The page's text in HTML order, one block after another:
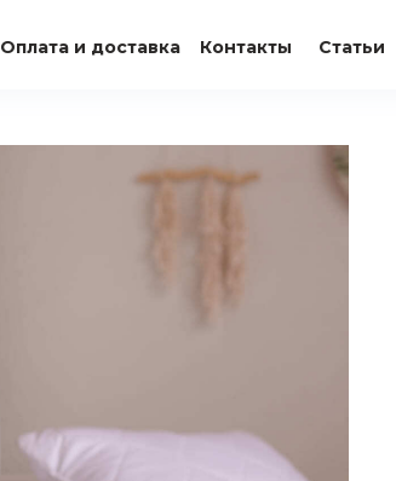
Контакты Статьи
Оплата и доставка